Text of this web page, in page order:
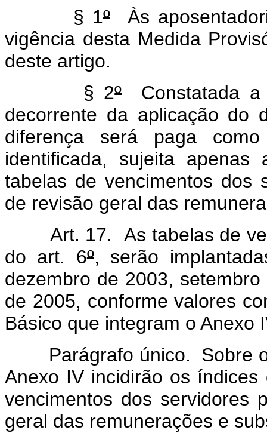
§ 1º Às
vigência desta Medida
deste artigo.
§ 2ºConstatada a
decorrente da aplicação do
diferença será paga como
identificada, sujeita
tabelas de vencimentos dos
de revisão geral das
Art. 17. As tabelas de
do art. 6º, serão
dezembro de 2003,
de 2005, conforme valores
Básico que integram o Anexo
Parágrafo único. Sobre os
Anexo IV incidirão os
vencimentos dos servidores
geral das remunerações e